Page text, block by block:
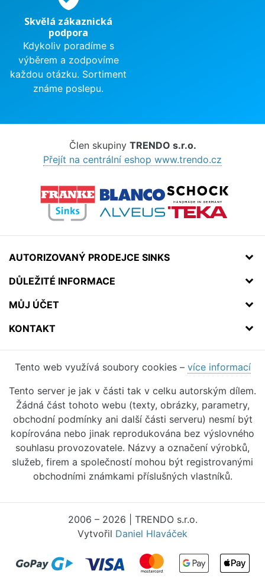
Skvělá zákaznická
podpora
Kdykoliv poradíme s
výběrem a zodpovíme
každou otázku. Sortiment
známe poslepu.
Člen skupiny TRENDO s.r.o.
Přejít na centrální eshop www.trendo.cz
AUTORIZOVANÝ PRODEJCE SINKS
DŮLEŽITÉ INFORMACE
MŮJ ÚČET
KONTAKT
Tento web využívá soubory cookies – více informací
Tento server je jak v části tak v celku autorským dílem.
Žádná část tohoto webu (texty, obrázky, parametry,
obchodní podmínky ani další části serveru) nesmí být
kopírována nebo jinak reprodukována bez výslovného
souhlasu provozovatele. Názvy a označení výrobků,
služeb, firem a společností mohou být registrovanými
obchodními známkami příslušných vlastníků.
2006 – 2026 | TRENDO s.r.o.
Vytvořil Daniel Hlaváček